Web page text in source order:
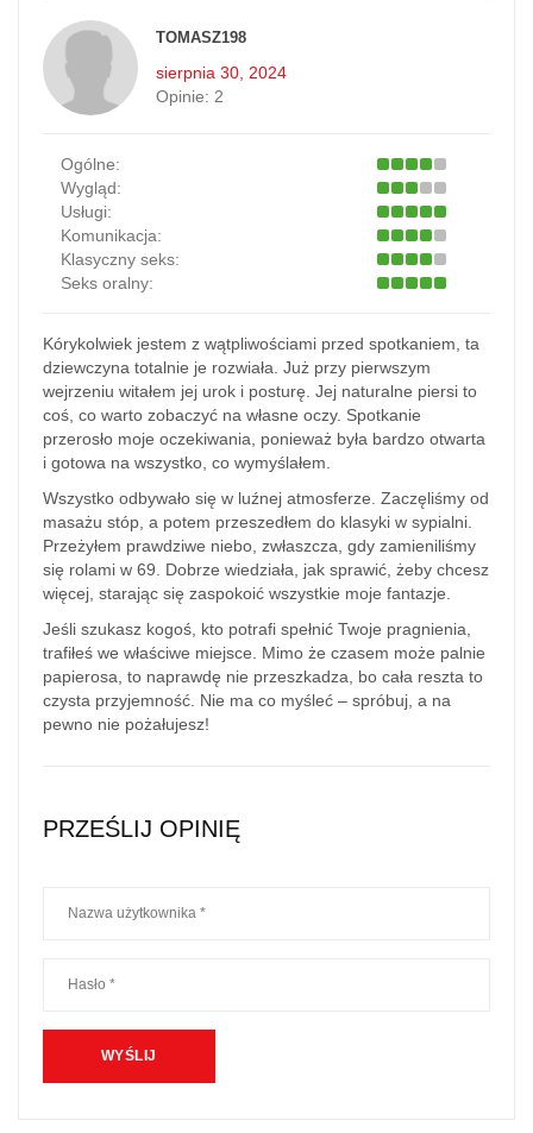
TOMASZ198
sierpnia 30, 2024
Opinie: 2
Ogólne:
Wygląd:
Usługi:
Komunikacja:
Klasyczny seks:
Seks oralny:
Kórykolwiek jestem z wątpliwościami przed spotkaniem, ta
dziewczyna totalnie je rozwiała. Już przy pierwszym
wejrzeniu witałem jej urok i posturę. Jej naturalne piersi to
coś, co warto zobaczyć na własne oczy. Spotkanie
przerosło moje oczekiwania, ponieważ była bardzo otwarta
i gotowa na wszystko, co wymyślałem.
Wszystko odbywało się w luźnej atmosferze. Zaczęliśmy od
masażu stóp, a potem przeszedłem do klasyki w sypialni.
Przeżyłem prawdziwe niebo, zwłaszcza, gdy zamieniliśmy
się rolami w 69. Dobrze wiedziała, jak sprawić, żeby chcesz
więcej, starając się zaspokoić wszystkie moje fantazje.
Jeśli szukasz kogoś, kto potrafi spełnić Twoje pragnienia,
trafiłeś we właściwe miejsce. Mimo że czasem może palnie
papierosa, to naprawdę nie przeszkadza, bo cała reszta to
czysta przyjemność. Nie ma co myśleć – spróbuj, a na
pewno nie pożałujesz!
PRZEŚLIJ OPINIĘ